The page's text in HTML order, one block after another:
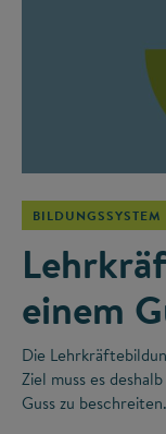
BILDUNGSSYSTEM
einem
Die
Ziel muss es
Guss zu beschreiten.